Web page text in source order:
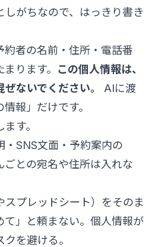
しがちなので、はっきり書き
約者の名前・住所・電話番
ります。 この個人情報は、
ないでください。
AIに渡
報」だけです。
す。
・SNS文面・予約案内の
ごとの宛名や住所は入れな
スプレッドシート）をそのま
て」と頼まない。個人情報が
を避ける。